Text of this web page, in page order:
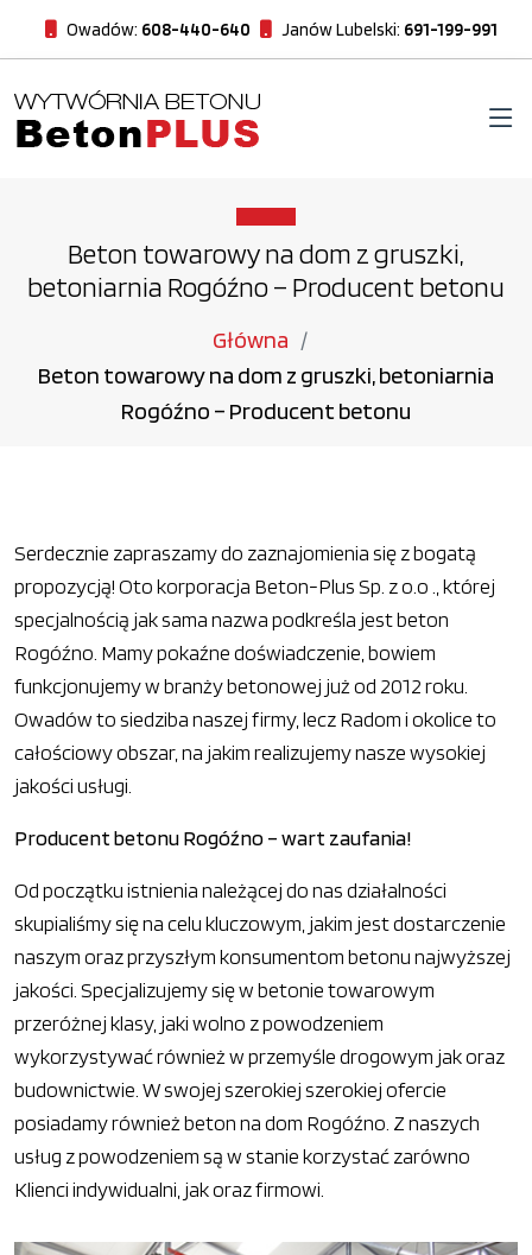
Owadów: 608-440-640 Janów Lubelski: 691-199-991
Beton towarowy na dom z gruszki,
betoniarnia Rogóźno – Producent betonu
Główna
Beton towarowy na dom z gruszki, betoniarnia
Rogóźno – Producent betonu
Serdecznie zapraszamy do zaznajomienia się z bogatą
propozycją! Oto korporacja Beton-Plus Sp. z o.o ., której
specjalnością jak sama nazwa podkreśla jest beton
Rogóźno. Mamy pokaźne doświadczenie, bowiem
funkcjonujemy w branży betonowej już od 2012 roku.
Owadów to siedziba naszej firmy, lecz Radom i okolice to
całościowy obszar, na jakim realizujemy nasze wysokiej
jakości usługi.
Producent betonu Rogóźno – wart zaufania!
Od początku istnienia należącej do nas działalności
skupialiśmy się na celu kluczowym, jakim jest dostarczenie
naszym oraz przyszłym konsumentom betonu najwyższej
jakości. Specjalizujemy się w betonie towarowym
przeróżnej klasy, jaki wolno z powodzeniem
wykorzystywać również w przemyśle drogowym jak oraz
budownictwie. W swojej szerokiej szerokiej ofercie
posiadamy również beton na dom Rogóźno. Z naszych
usług z powodzeniem są w stanie korzystać zarówno
Klienci indywidualni, jak oraz firmowi.